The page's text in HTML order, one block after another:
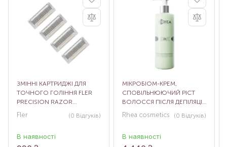
ЗМІННІ КАРТРИДЖІ ДЛЯ
ТОЧНОГО ГОЛІННЯ FLER
PRECISION RAZOR
CARTRIDGES, 4 ШТ
Fler (0 Відгуків)
В наявності
МІКРОБІОМ-КРЕМ,
СПОВІЛЬНЮЮЧИЙ РІСТ
ВОЛОССЯ ПІСЛЯ ДЕПІЛЯЦІЇ
RHEA SILK [MI], 200 МЛ
Rhea cosmetics (0 Відгуків)
В наявності